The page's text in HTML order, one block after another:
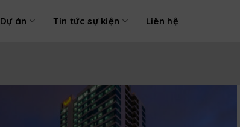
Dự án Tin tức sự kiện Liên hệ